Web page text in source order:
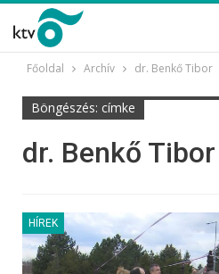
Főoldal Archív dr. Benkő Tibor
Böngészés: címke
dr. Benkő Tibor
HÍREK